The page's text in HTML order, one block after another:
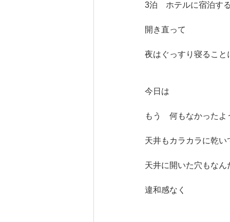
3泊　ホテルに宿泊す
開き直って
夜はぐっすり寝ること
今日は
もう　何もなかったよ
天井もカラカラに乾い
天井に開いた穴もなん
違和感なく